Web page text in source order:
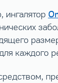
ингалятор
каждого